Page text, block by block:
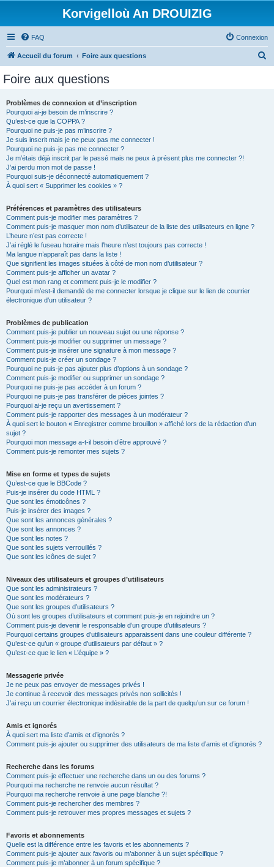
Korvigelloù An DROUIZIG
FAQ Connexion
Accueil du forum Foire aux questions
Foire aux questions
Problèmes de connexion et d’inscription
Pourquoi ai-je besoin de m’inscrire ?
Qu’est-ce que la COPPA ?
Pourquoi ne puis-je pas m’inscrire ?
Je suis inscrit mais je ne peux pas me connecter !
Pourquoi ne puis-je pas me connecter ?
Je m’étais déjà inscrit par le passé mais ne peux à présent plus me connecter ?!
J’ai perdu mon mot de passe !
Pourquoi suis-je déconnecté automatiquement ?
À quoi sert « Supprimer les cookies » ?
Préférences et paramètres des utilisateurs
Comment puis-je modifier mes paramètres ?
Comment puis-je masquer mon nom d’utilisateur de la liste des utilisateurs en ligne ?
L’heure n’est pas correcte !
J’ai réglé le fuseau horaire mais l’heure n’est toujours pas correcte !
Ma langue n’apparaît pas dans la liste !
Que signifient les images situées à côté de mon nom d’utilisateur ?
Comment puis-je afficher un avatar ?
Quel est mon rang et comment puis-je le modifier ?
Pourquoi m’est-il demandé de me connecter lorsque je clique sur le lien de courrier
électronique d’un utilisateur ?
Problèmes de publication
Comment puis-je publier un nouveau sujet ou une réponse ?
Comment puis-je modifier ou supprimer un message ?
Comment puis-je insérer une signature à mon message ?
Comment puis-je créer un sondage ?
Pourquoi ne puis-je pas ajouter plus d’options à un sondage ?
Comment puis-je modifier ou supprimer un sondage ?
Pourquoi ne puis-je pas accéder à un forum ?
Pourquoi ne puis-je pas transférer de pièces jointes ?
Pourquoi ai-je reçu un avertissement ?
Comment puis-je rapporter des messages à un modérateur ?
À quoi sert le bouton « Enregistrer comme brouillon » affiché lors de la rédaction d’un
sujet ?
Pourquoi mon message a-t-il besoin d’être approuvé ?
Comment puis-je remonter mes sujets ?
Mise en forme et types de sujets
Qu’est-ce que le BBCode ?
Puis-je insérer du code HTML ?
Que sont les émoticônes ?
Puis-je insérer des images ?
Que sont les annonces générales ?
Que sont les annonces ?
Que sont les notes ?
Que sont les sujets verrouillés ?
Que sont les icônes de sujet ?
Niveaux des utilisateurs et groupes d’utilisateurs
Que sont les administrateurs ?
Que sont les modérateurs ?
Que sont les groupes d’utilisateurs ?
Où sont les groupes d’utilisateurs et comment puis-je en rejoindre un ?
Comment puis-je devenir le responsable d’un groupe d’utilisateurs ?
Pourquoi certains groupes d’utilisateurs apparaissent dans une couleur différente ?
Qu’est-ce qu’un « groupe d’utilisateurs par défaut » ?
Qu’est-ce que le lien « L’équipe » ?
Messagerie privée
Je ne peux pas envoyer de messages privés !
Je continue à recevoir des messages privés non sollicités !
J’ai reçu un courrier électronique indésirable de la part de quelqu’un sur ce forum !
Amis et ignorés
À quoi sert ma liste d’amis et d’ignorés ?
Comment puis-je ajouter ou supprimer des utilisateurs de ma liste d’amis et d’ignorés ?
Recherche dans les forums
Comment puis-je effectuer une recherche dans un ou des forums ?
Pourquoi ma recherche ne renvoie aucun résultat ?
Pourquoi ma recherche renvoie à une page blanche ?!
Comment puis-je rechercher des membres ?
Comment puis-je retrouver mes propres messages et sujets ?
Favoris et abonnements
Quelle est la différence entre les favoris et les abonnements ?
Comment puis-je ajouter aux favoris ou m’abonner à un sujet spécifique ?
Comment puis-je m’abonner à un forum spécifique ?